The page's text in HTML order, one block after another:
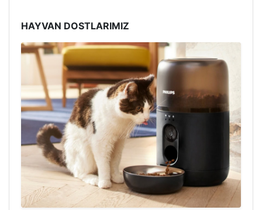
HAYVAN DOSTLARIMIZ